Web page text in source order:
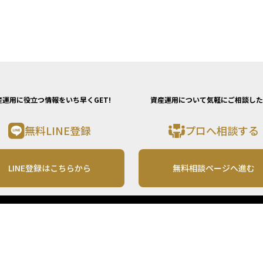
運用に役立つ情報をいち早くGET!
無料LINE登録
LINE登録はこちらから
資産運用について気軽にご相談し
プロへ相談する
無料相談ページへ進む